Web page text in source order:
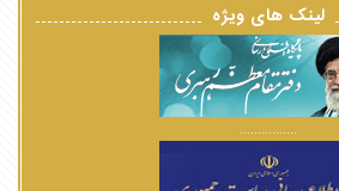
لینک های ویژه
................